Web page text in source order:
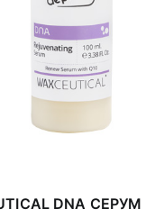
DNA